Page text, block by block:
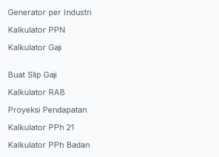
Generator per Industri
Kalkulator PPN
Kalkulator Gaji
Buat Slip Gaji
Kalkulator RAB
Proyeksi Pendapatan
Kalkulator PPh 21
Kalkulator PPh Badan